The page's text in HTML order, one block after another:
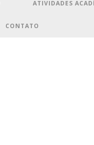
ATIVIDADES
CONTATO